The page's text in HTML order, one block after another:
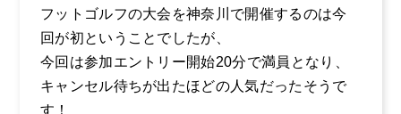
まるだいの取り組
み
キャリア採用のご
0465-37-
8611
受付時間：平日 9:00〜17:00
フットゴルフの大会を神奈川で開催するのは今
回が初ということでしたが、
今回は参加エントリー開始20分で満員となり、
キャンセル待ちが出たほどの人気だったそうで
す！